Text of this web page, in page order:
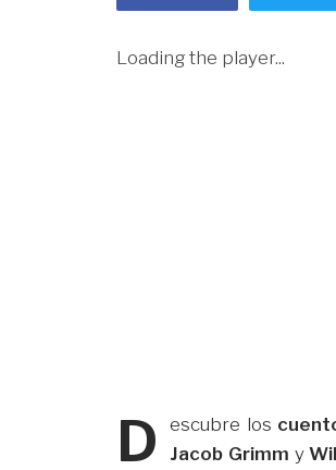
Loading the player...
D escubre los
Jacob Grimm y